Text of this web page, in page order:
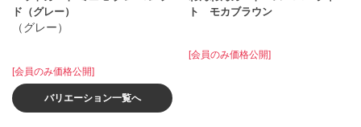
ド（グレー）
（グレー）
[会員のみ価格公開]
バリエーション一覧へ
ト モカブラウン
[会員のみ価格公開]